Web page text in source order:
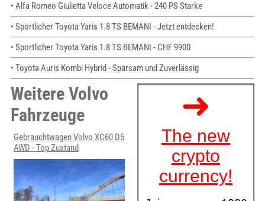
• Alfa Romeo Giulietta Veloce Automatik - 240 PS Starke
• Sportlicher Toyota Yaris 1.8 TS BEMANI - Jetzt entdecken!
• Sportlicher Toyota Yaris 1.8 TS BEMANI - CHF 9900
• Toyota Auris Kombi Hybrid - Sparsam und Zuverlässig
Weitere Volvo
Fahrzeuge
Gebrauchtwagen Volvo XC60 D5
AWD - Top Zustand